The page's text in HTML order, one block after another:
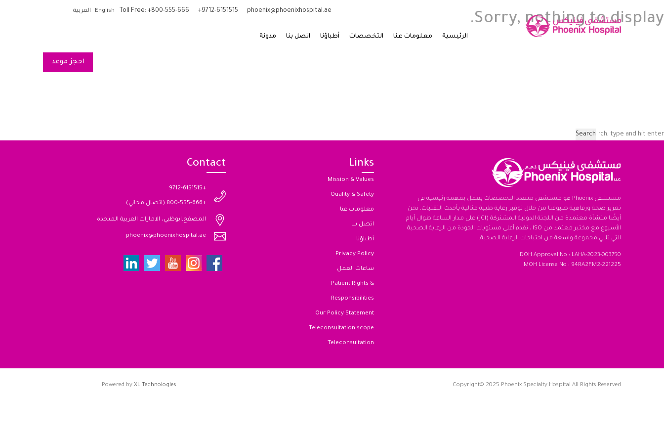
Toll Free: +800-555-666 +9712-6151515 phoenix@phoenixhospital.ae
English العربية
الرئيسية معلومات عنا التخصصات أطباؤنا اتصل بنا مدونة
احجز موعد
Sorry, nothing to display.
Search
مستشفى Phoenix هو مستشفى متعدد التخصصات يعمل بمهمة رئيسية في
تعزيز صحة ورفاهية ضيوفنا من خلال توفير رعاية طبية مثالية بأحدث التقنيات. نحن
أيضًا منشأة معتمدة من اللجنة الدولية المشتركة (JCI) على مدار الساعة طوال أيام
الأسبوع مع مختبر معتمد من ISO ، نقدم أعلى مستويات الجودة من الرعاية الصحية
التي تلبي مجموعة واسعة من احتياجات الرعاية الصحية.
DOH Approval No : LAHA-2023-003750
MOH License No : 94RA2FM2-221225
Links
Mission & Values
Quality & Safety
معلومات عنا
اتصل بنا
أطباؤنا
Privacy Policy
ساعات العمل
Patient Rights &
Responsibilities
Our Policy Statement
Teleconsultation scope
Teleconsultation
Contact
+9712-6151515
+800-555-666 (اتصال مجاني)
المصفح,ابوظبي، الامارات العربية المتحدة
phoenix@phoenixhospital.ae
Copyright© 2025 Phoenix Specialty Hospital All Rights Reserved
Powered by XL Technologies